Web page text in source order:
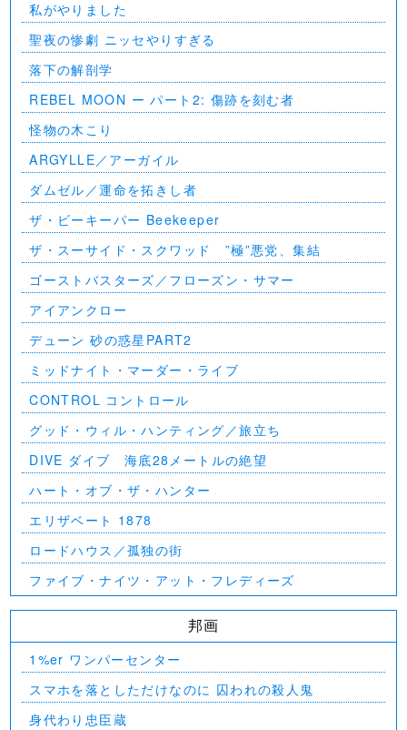
私がやりました
聖夜の惨劇 ニッセやりすぎる
落下の解剖学
REBEL MOON ー パート2: 傷跡を刻む者
怪物の木こり
ARGYLLE／アーガイル
ダムゼル／運命を拓きし者
ザ・ビーキーパー Beekeeper
ザ・スーサイド・スクワッド ”極”悪党、集結
ゴーストバスターズ／フローズン・サマー
アイアンクロー
デューン 砂の惑星PART2
ミッドナイト・マーダー・ライブ
CONTROL コントロール
グッド・ウィル・ハンティング／旅立ち
DIVE ダイブ 海底28メートルの絶望
ハート・オブ・ザ・ハンター
エリザベート 1878
ロードハウス／孤独の街
ファイブ・ナイツ・アット・フレディーズ
邦画
1%er ワンパーセンター
スマホを落としただけなのに 囚われの殺人鬼
身代わり忠臣蔵